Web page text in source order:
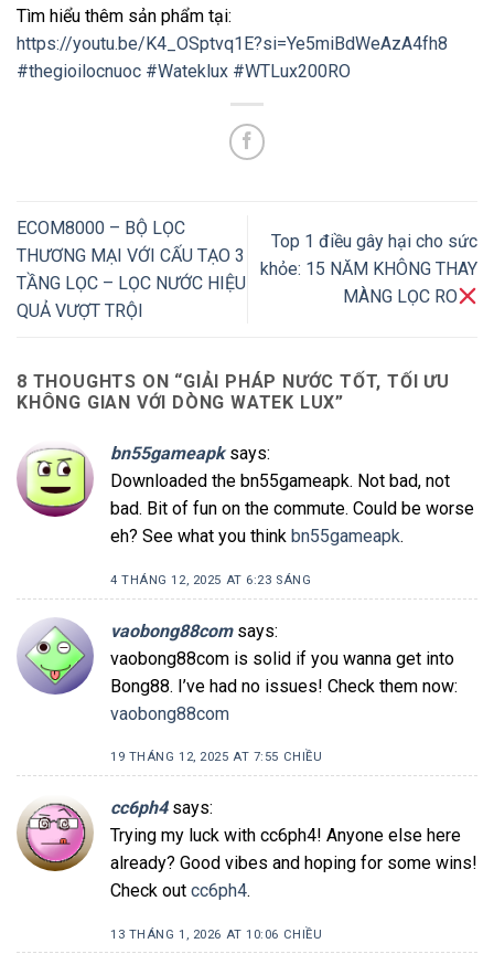
Tìm hiểu thêm sản phẩm tại:
https://youtu.be/K4_OSptvq1E?si=Ye5miBdWeAzA4fh8
#thegioilocnuoc #Wateklux #WTLux200RO
ECOM8000 – BỘ LỌC
THƯƠNG MẠI VỚI CẤU TẠO 3
TẦNG LỌC – LỌC NƯỚC HIỆU
QUẢ VƯỢT TRỘI
Top 1 điều gây hại cho sức
khỏe: 15 NĂM KHÔNG THAY
MÀNG LỌC RO
8 THOUGHTS ON “GIẢI PHÁP NƯỚC TỐT, TỐI ƯU
KHÔNG GIAN VỚI DÒNG WATEK LUX”
bn55gameapk says:
Downloaded the bn55gameapk. Not bad, not
bad. Bit of fun on the commute. Could be worse
eh? See what you think bn55gameapk.
4 THÁNG 12, 2025 AT 6:23 SÁNG
vaobong88com says:
vaobong88com is solid if you wanna get into
Bong88. I’ve had no issues! Check them now:
vaobong88com
19 THÁNG 12, 2025 AT 7:55 CHIỀU
cc6ph4 says:
Trying my luck with cc6ph4! Anyone else here
already? Good vibes and hoping for some wins!
Check out cc6ph4.
13 THÁNG 1, 2026 AT 10:06 CHIỀU